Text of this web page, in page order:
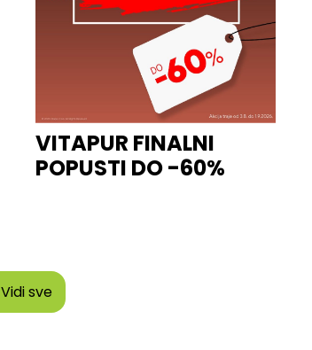
VITAPUR FINALNI
POPUSTI DO -60%
Vidi sve